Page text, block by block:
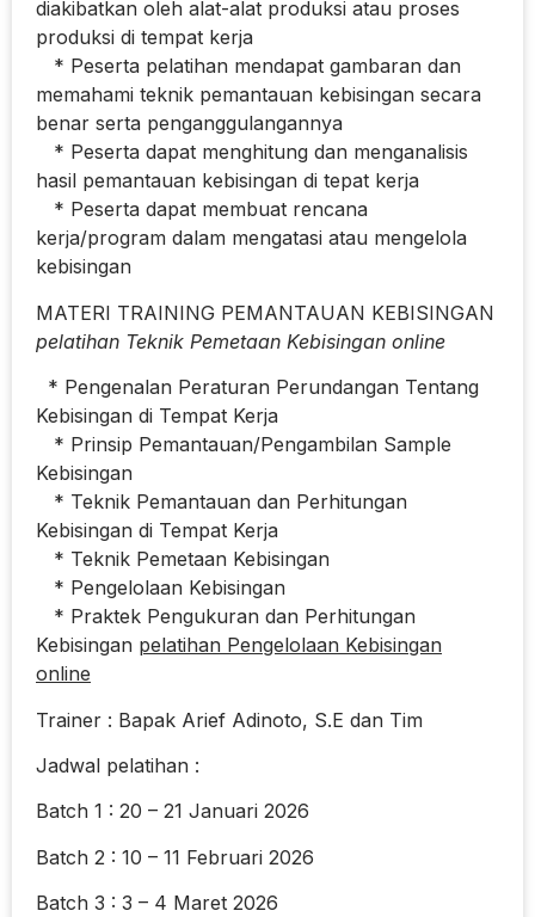
diakibatkan oleh alat-alat produksi atau proses
produksi di tempat kerja
* Peserta pelatihan mendapat gambaran dan
memahami teknik pemantauan kebisingan secara
benar serta penganggulangannya
* Peserta dapat menghitung dan menganalisis
hasil pemantauan kebisingan di tepat kerja
* Peserta dapat membuat rencana
kerja/program dalam mengatasi atau mengelola
kebisingan
MATERI TRAINING PEMANTAUAN KEBISINGAN
pelatihan Teknik Pemetaan Kebisingan online
* Pengenalan Peraturan Perundangan Tentang
Kebisingan di Tempat Kerja
* Prinsip Pemantauan/Pengambilan Sample
Kebisingan
* Teknik Pemantauan dan Perhitungan
Kebisingan di Tempat Kerja
* Teknik Pemetaan Kebisingan
* Pengelolaan Kebisingan
* Praktek Pengukuran dan Perhitungan
Kebisingan pelatihan Pengelolaan Kebisingan
online
Trainer : Bapak Arief Adinoto, S.E dan Tim
Jadwal pelatihan :
Batch 1 : 20 – 21 Januari 2026
Batch 2 : 10 – 11 Februari 2026
Batch 3 : 3 – 4 Maret 2026